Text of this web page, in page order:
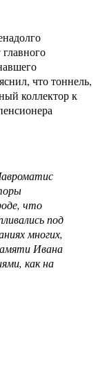
что тоннель,
коллектор к
что
под
многих,
Ивана
как на